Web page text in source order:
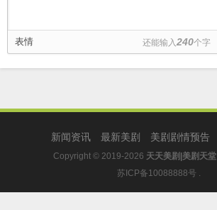
表情 还能输入240个字
新闻资讯 最新美剧 美剧剧情预告
Copyright © 2019-2026 天天美剧|美剧天堂
苏ICP备10088888号